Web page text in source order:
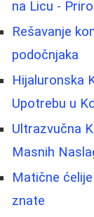
na Licu -
Rešavanje
podočnjaka
Hijaluronska
Upotrebu u
Ultrazvučna
Masnih
Matične
znate